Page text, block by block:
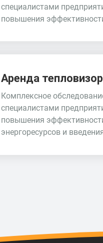
специалистами
повышения
Аренда
Комплексное
специалистами
повышения
энергоресурсов и